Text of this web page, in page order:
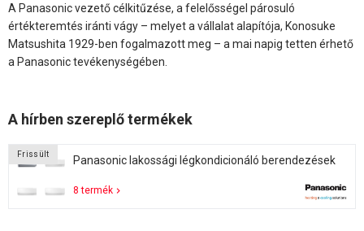
A Panasonic vezető célkitűzése, a felelősségel párosuló
értékteremtés iránti vágy – melyet a vállalat alapítója, Konosuke
Matsushita 1929-ben fogalmazott meg – a mai napig tetten érhető
a Panasonic tevékenységében.
A hírben szereplő termékek
Frissült Panasonic lakossági légkondicionáló berendezések
8 termék